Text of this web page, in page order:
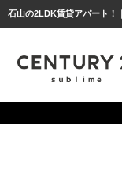
石山の2LDK賃貸アパート！